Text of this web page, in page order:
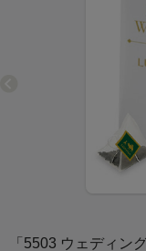
「5503 ウェディン